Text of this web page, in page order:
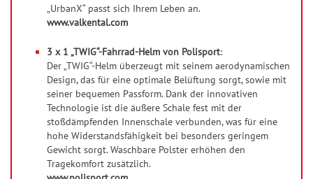
„UrbanX“ passt sich Ihrem Leben an.
www.valkental.com
3 x 1 „TWIG“-Fahrrad-Helm von Polisport:
Der „TWIG“-Helm überzeugt mit seinem aerodynamischen
Design, das für eine optimale Belüftung sorgt, sowie mit
seiner bequemen Passform. Dank der innovativen
Technologie ist die äußere Schale fest mit der
stoßdämpfenden Innenschale verbunden, was für eine
hohe Widerstandsfähigkeit bei besonders geringem
Gewicht sorgt. Waschbare Polster erhöhen den
Tragekomfort zusätzlich.